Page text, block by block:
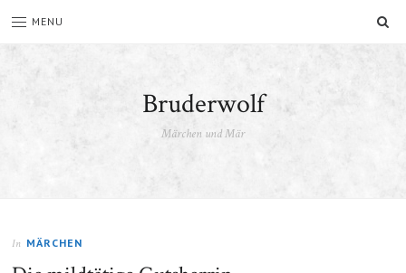
MENU
Bruderwolf
Märchen und Mär
In MÄRCHEN